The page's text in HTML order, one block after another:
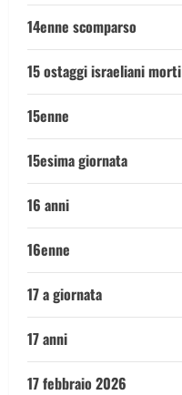
14enne scomparso
15 ostaggi israeliani morti
15enne
15esima giornata
16 anni
16enne
17 a giornata
17 anni
17 febbraio 2026